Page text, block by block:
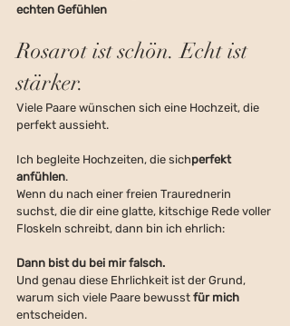
echten Gefühlen
Rosarot ist schön. Echt ist
stärker.
Viele Paare wünschen sich eine Hochzeit, die
perfekt aussieht.
Ich begleite Hochzeiten, die sichperfekt
anfühlen.
Wenn du nach einer freien Traurednerin
suchst, die dir eine glatte, kitschige Rede voller
Floskeln schreibt, dann bin ich ehrlich:
Dann bist du bei mir falsch.
Und genau diese Ehrlichkeit ist der Grund,
warum sich viele Paare bewusst für mich
entscheiden.